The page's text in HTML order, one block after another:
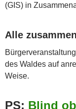
(GIS) in
Alle zusammen
des Waldes auf
Weise.
PS: Blind